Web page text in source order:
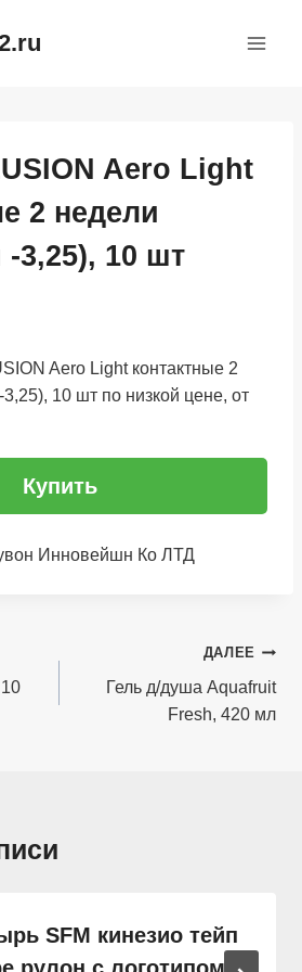
Aero Light
2 недели
-3,25), 10 шт
Aero Light контактные 2
10 шт по низкой цене, от
Купить
Инновейшн Ко ЛТД
ДАЛЕЕ
Гель д/душа Aquafruit
Fresh, 420 мл
SFM кинезио тейп